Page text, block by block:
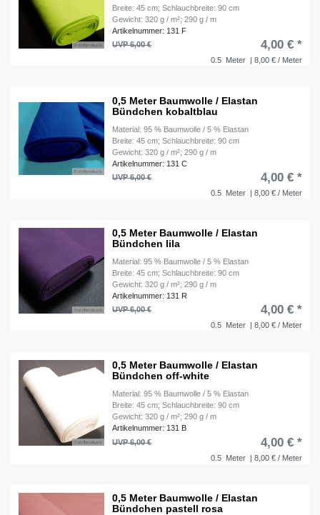
Breite: 45 cm; Schlauchbreite: 90 cm
Gewicht: 320 g / m²; 290 g / m
Artikelnummer: 131 F
0.5 Meter | 8,00 € / Meter
UVP 6,00 € 4,00 € *
0,5 Meter Baumwolle / Elastan
Bündchen kobaltblau
Material: 95 % Baumwolle / 5 % Elastan
Breite: 45 cm; Schlauchbreite: 90 cm
Gewicht: 320 g / m²; 290 g / m
Artikelnummer: 131 C
0.5 Meter | 8,00 € / Meter
UVP 6,00 € 4,00 € *
0,5 Meter Baumwolle / Elastan
Bündchen lila
Material: 95 % Baumwolle / 5 % Elastan
Breite: 45 cm; Schlauchbreite: 90 cm
Gewicht: 320 g / m²; 290 g / m
Artikelnummer: 131 R
0.5 Meter | 8,00 € / Meter
UVP 6,00 € 4,00 € *
0,5 Meter Baumwolle / Elastan
Bündchen off-white
Material: 95 % Baumwolle / 5 % Elastan
Breite: 45 cm; Schlauchbreite: 90 cm
Gewicht: 320 g / m²; 290 g / m
Artikelnummer: 131 B
0.5 Meter | 8,00 € / Meter
UVP 6,00 € 4,00 € *
0,5 Meter Baumwolle / Elastan
Bündchen pastell rosa